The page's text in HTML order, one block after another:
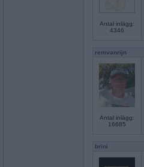
Antal inlägg:
4346
remvanrijn
Antal inlägg:
16685
brini